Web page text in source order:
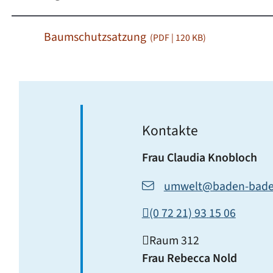
Baumschutzsatzung (PDF | 120KB)
Kontakte
Frau Claudia Knobloch
umwelt@baden-
(07221) 931506
Raum312
Frau Rebecca Nold